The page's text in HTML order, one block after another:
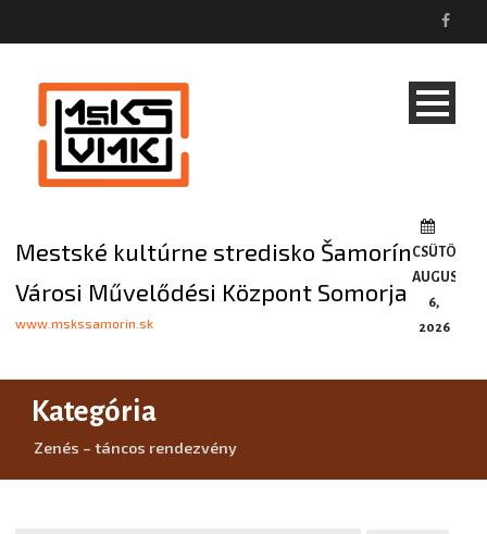
Mestské kultúrne stredisko Šamorín
Városi Művelődési Központ Somorja
www.mskssamorin.sk
6,
2026
Kategória
Zenés – táncos rendezvény